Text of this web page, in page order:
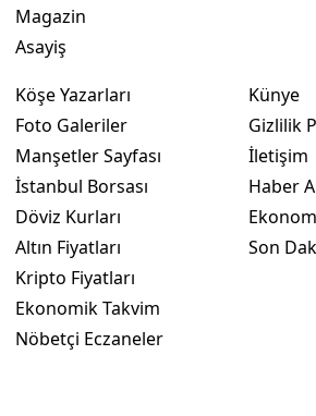
Magazin
Asayiş
Köşe Yazarları
Foto Galeriler
Manşetler Sayfası
İstanbul Borsası
Döviz Kurları
Altın Fiyatları
Kripto Fiyatları
Ekonomik Takvim
Nöbetçi Eczaneler
Künye
Gizlilik
İletişim
Haber
Son